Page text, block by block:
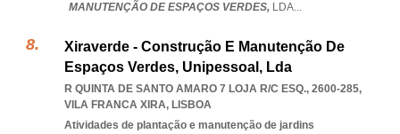
MANUTENÇÃO DE ESPAÇOS VERDES, LDA...
Xiraverde - Construção E Manutenção De
Espaços Verdes, Unipessoal, Lda
R QUINTA DE SANTO AMARO 7 LOJA R/C ESQ., 2600-285,
VILA FRANCA XIRA, LISBOA
Atividades de plantação e manutenção de jardins